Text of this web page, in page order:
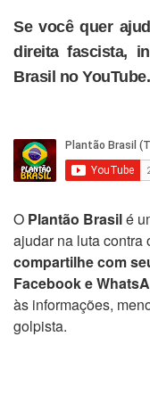
Se você quer
direita fascista,
Brasil no YouTube.
O Plantão Brasilé
ajudar na luta contra
compartilhe com
Facebook e
às informações,
golpista.